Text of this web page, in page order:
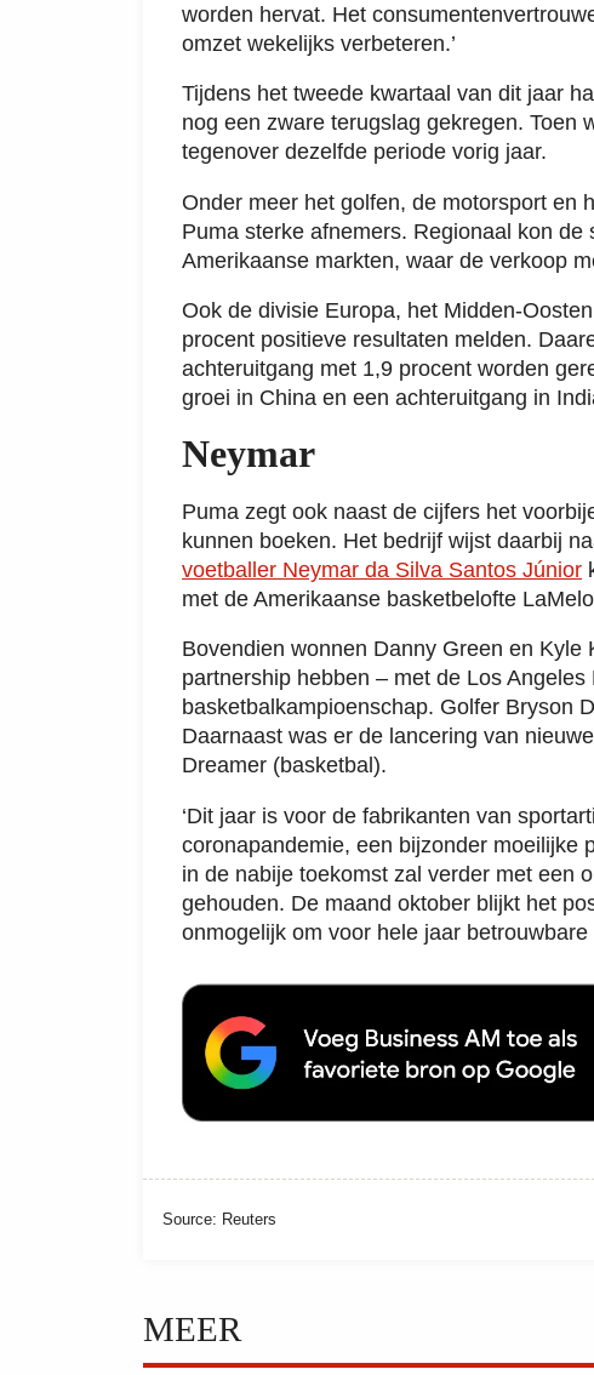
worden hervat. Het
omzet wekelijks verbeteren.’
Tijdens het tweede kwartaal van dit jaar
nog een zware terugslag gekregen. Toen
tegenover dezelfde periode vorig jaar.
Onder meer het golfen, de motorsport en
Puma sterke afnemers. Regionaal kon
Amerikaanse markten, waar de verkoop
Ook de divisie Europa, het Midden-
procent positieve resultaten melden.
achteruitgang met 1,9 procent worden
groei in China en een achteruitgang in
Neymar
Puma zegt ook naast de cijfers het
kunnen boeken. Het bedrijf wijst daarbij
voetballer Neymar da Silva Santos Júnior
met de Amerikaanse basketbelofte
Bovendien wonnen Danny Green en
partnership hebben – met de Los
basketbalkampioenschap. Golfer Bryson
Daarnaast was er de lancering van
Dreamer (basketbal).
‘Dit jaar is voor de fabrikanten van
coronapandemie, een bijzonder moeilijke
in de nabije toekomst zal verder met een
gehouden. De maand oktober blijkt het
onmogelijk om voor hele jaar
Source: Reuters
MEER